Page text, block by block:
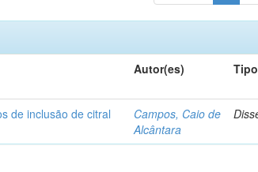
Autor(es) Tipo
de inclusão de citral
Campos, Caio de
Alcântara